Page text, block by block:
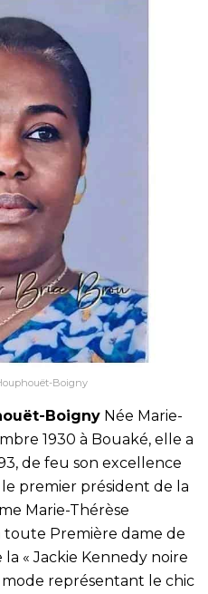
Boigny
Boigny Née Marie-
1930 à Bouaké, elle a
de feu son excellence
premier président de la
Marie-Thérèse
Première dame de
« Jackie Kennedy noire
représentant le chic